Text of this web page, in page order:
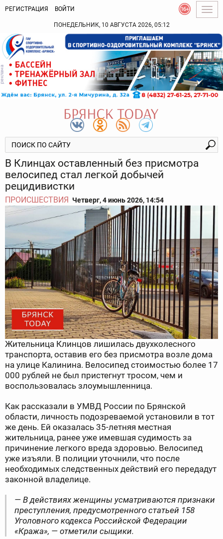
РЕГИСТРАЦИЯ ВОЙТИ
ПОНЕДЕЛЬНИК, 10 АВГУСТА 2026, 05:12
В Клинцах оставленный без присмотра
велосипед стал легкой добычей
рецидивистки
ПРОИСШЕСТВИЯ Четверг, 4 июнь 2026, 14:54
Жительница Клинцов лишилась двухколесного
транспорта, оставив его без присмотра возле дома
на улице Калинина. Велосипед стоимостью более 17
000 рублей не был пристегнут тросом, чем и
воспользовалась злоумышленница.
Как рассказали в УМВД России по Брянской
области, личность подозреваемой установили в тот
же день. Ей оказалась 35-летняя местная
жительница, ранее уже имевшая судимость за
причинение легкого вреда здоровью. Велосипед
уже изъяли. В полиции уточнили, что после
необходимых следственных действий его передадут
законной владелице.
— В действиях женщины усматриваются признаки
преступления, предусмотренного статьей 158
Уголовного кодекса Российской Федерации
«Кража», — отметили сыщики.